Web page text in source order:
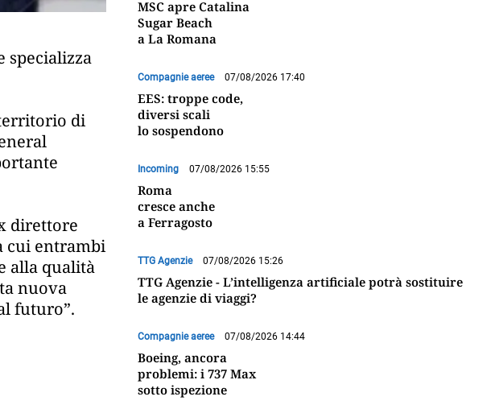
specializza
di
direttore
cui entrambi
alla qualità
nuova
futuro”.
MSC apre Catalina
Sugar Beach
a La Romana
Compagnie aeree 07/08/2026 17:40
EES: troppe code,
diversi scali
lo sospendono
Incoming 07/08/2026 15:55
Roma
cresce anche
a Ferragosto
TTG Agenzie 07/08/2026 15:26
TTG Agenzie - L’intelligenza artificiale potrà sostituire
le agenzie di viaggi?
Compagnie aeree 07/08/2026 14:44
Boeing, ancora
problemi: i 737 Max
sotto ispezione